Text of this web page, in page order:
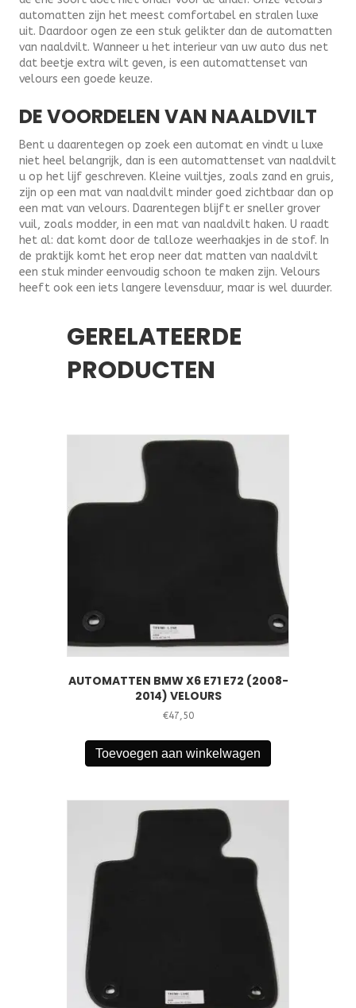
automatten zijn het meest comfortabel en stralen luxe
uit. Daardoor ogen ze een stuk gelikter dan de automatten
van naaldvilt. Wanneer u het interieur van uw auto dus net
dat beetje extra wilt geven, is een automattenset van
velours een goede keuze.
DE VOORDELEN VAN NAALDVILT
Bent u daarentegen op zoek een automat en vindt u luxe
niet heel belangrijk, dan is een automattenset van naaldvilt
u op het lijf geschreven. Kleine vuiltjes, zoals zand en gruis,
zijn op een mat van naaldvilt minder goed zichtbaar dan op
een mat van velours. Daarentegen blijft er sneller grover
vuil, zoals modder, in een mat van naaldvilt haken. U raadt
het al: dat komt door de talloze weerhaakjes in de stof. In
de praktijk komt het erop neer dat matten van naaldvilt
een stuk minder eenvoudig schoon te maken zijn. Velours
heeft ook een iets langere levensduur, maar is wel duurder.
GERELATEERDE
PRODUCTEN
AUTOMATTEN BMW X6 E71 E72 (2008-
2014) VELOURS
€47,50
Toevoegen aan winkelwagen